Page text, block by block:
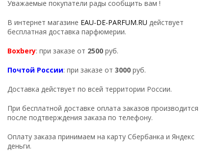
Уважаемые покупатели рады сообщить вам !
В интернет магазине EAU-DE-PARFUM.RU действует
бесплатная доставка парфюмерии.
Boxbery: при заказе от 2500 руб.
Почтой России: при заказе от 3000 руб.
Доставка действует по всей территории России.
При бесплатной доставке оплата заказов производится
после подтверждения заказа по телефону.
Оплату заказа принимаем на карту Сбербанка и Яндекс
деньги.